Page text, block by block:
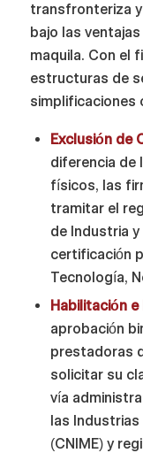
transfronteriza
bajo las
maquila. Con el
estructuras de
simplificaciones
Exclusión de
diferencia de
físicos, las
tramitar el
de Industria
certificación
Tecnología,
Habilitación
aprobación
prestadoras
solicitar su
vía
las
(CNIME) y